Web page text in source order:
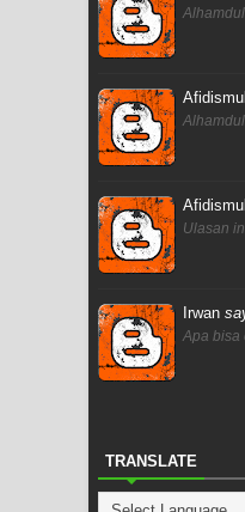
Ulasan
Irwan
Apa bisa
TRANSLATE